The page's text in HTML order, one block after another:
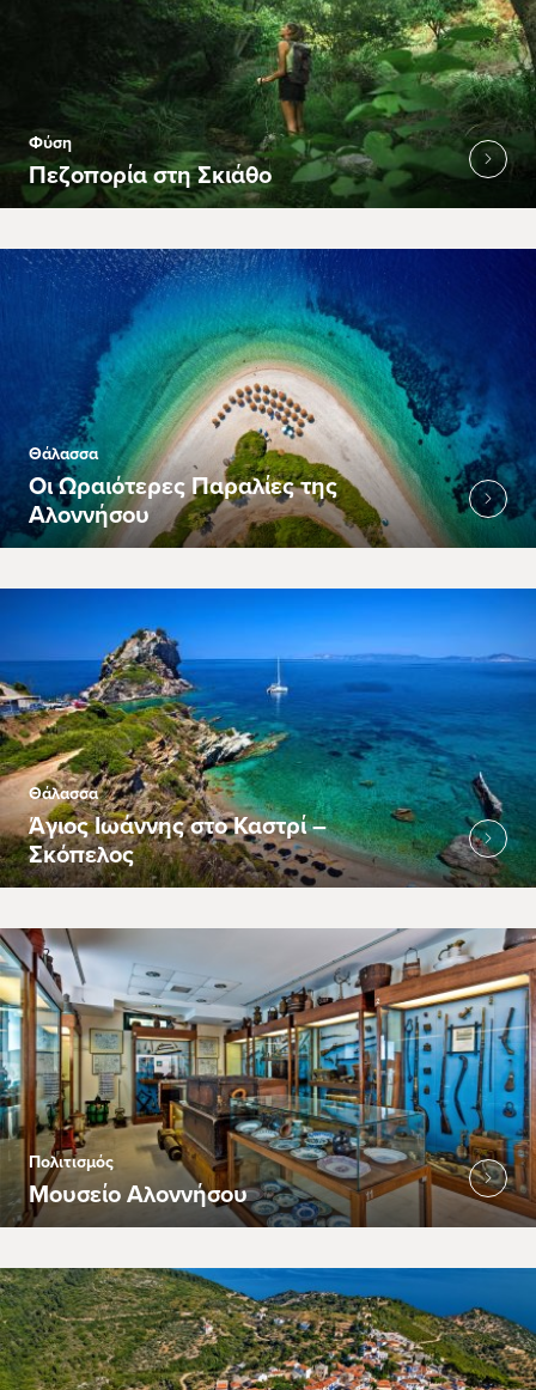
Φύση
Πεζοπορία στη Σκιάθο
Θάλασσα
Οι Ωραιότερες Παραλίες της
Αλοννήσου
Θάλασσα
Άγιος Ιωάννης στο Καστρί –
Σκόπελος
Πολιτισμός
Μουσείο Αλοννήσου